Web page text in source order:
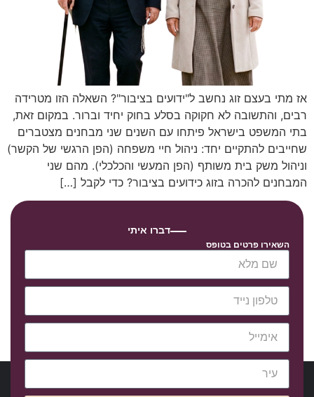
אז מתי בעצם זוג נחשב ל"ידועים בציבור"? השאלה הזו מטרידה
רבים, והתשובה לא חקוקה בסלע בחוק יחיד וברור. במקום זאת,
בתי המשפט בישראל פיתחו עם השנים שני מבחנים מצטברים
שחייבים להתקיים יחד: ניהול חיי משפחה (הפן הרגשי של הקשר)
וניהול משק בית משותף (הפן המעשי והכלכלי). מהם שני
המבחנים להכרה בזוג כידועים בציבור? כדי לקבל […]
דברו איתי
השאירו פרטים בטופס